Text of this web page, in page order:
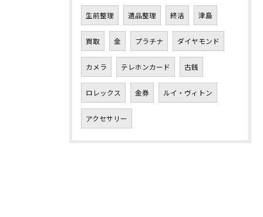
生前整理 遺品整理 終活 津島
買取 金 プラチナ ダイヤモンド
カメラ テレホンカード 古銭
ロレックス 金券 ルイ・ヴィトン
アクセサリー